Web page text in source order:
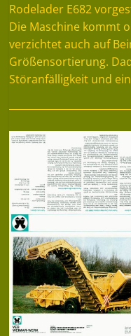
Rodelader E682
Die Maschine kommt
verzichtet auch auf
Größensortierung.
Störanfälligkeit und